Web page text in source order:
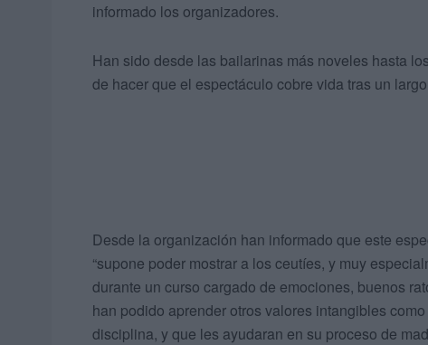
informado los organizadores.
Han sido desde las bailarinas más noveles hasta
de hacer que el espectáculo cobre vida tras un
Desde la organización han informado que este
“supone poder mostrar a los ceutíes, y muy
durante un curso cargado de emociones, buenos
han podido aprender otros valores intangibles
disciplina, y que les ayudaran en su proceso de